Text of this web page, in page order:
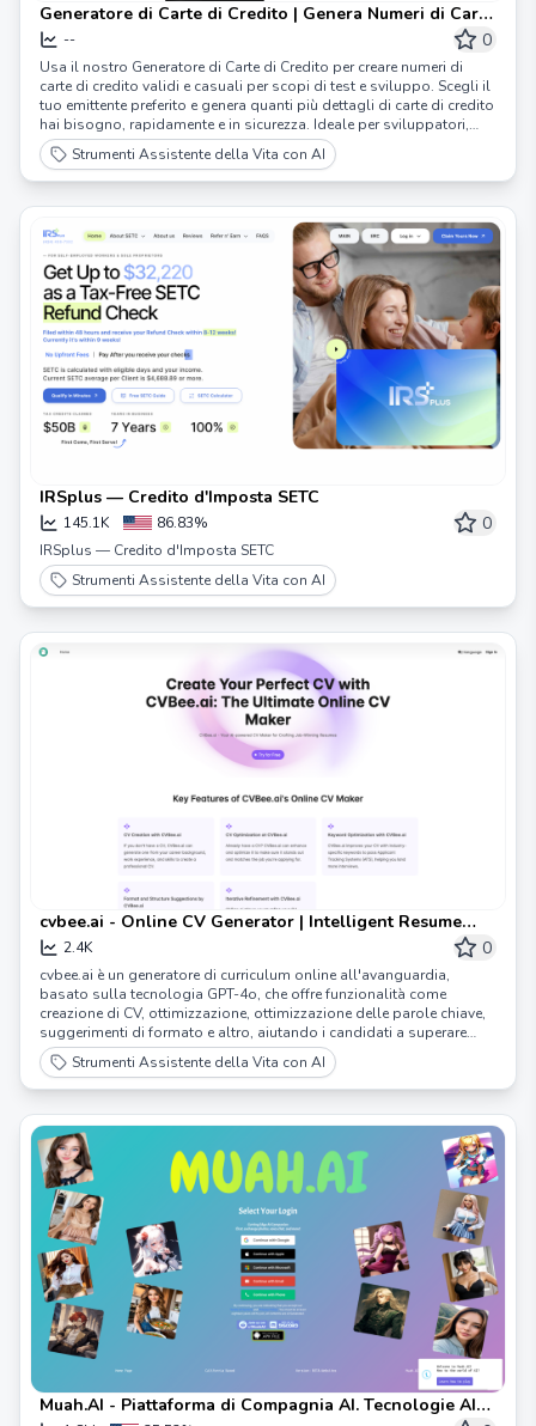
Generatore di Carte di Credito | Genera Numeri di Carta
di Credito Casuali Istantaneamente | Generatore di
Carte di Credito
-- 0
Usa il nostro Generatore di Carte di Credito per creare numeri di
carte di credito validi e casuali per scopi di test e sviluppo. Scegli il
tuo emittente preferito e genera quanti più dettagli di carte di credito
hai bisogno, rapidamente e in sicurezza. Ideale per sviluppatori,
tester ed educatori.
Strumenti Assistente della Vita con AI
IRSplus — Credito d'Imposta SETC
145.1K 86.83% 0
IRSplus — Credito d'Imposta SETC
Strumenti Assistente della Vita con AI
cvbee.ai - Online CV Generator | Intelligent Resume
Creation and Optimization
2.4K 0
cvbee.ai è un generatore di curriculum online all'avanguardia,
basato sulla tecnologia GPT-4o, che offre funzionalità come
creazione di CV, ottimizzazione, ottimizzazione delle parole chiave,
suggerimenti di formato e altro, aiutando i candidati a superare
facilmente i sistemi di reclutamento.
Strumenti Assistente della Vita con AI
Muah.AI - Piattaforma di Compagnia AI. Tecnologie AI